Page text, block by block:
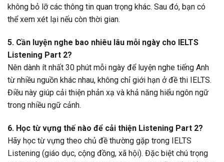
không bỏ lỡ các thông tin quan trọng khác. Sau đó, bạn có
thể xem xét lại nếu còn thời gian.
5. Cần luyện nghe bao nhiêu lâu mỗi ngày cho IELTS
Listening Part 2?
Nên dành ít nhất 30 phút mỗi ngày để luyện nghe tiếng Anh
từ nhiều nguồn khác nhau, không chỉ giới hạn ở đề thi IELTS.
Điều này giúp cải thiện phản xạ và khả năng hiểu ngôn ngữ
trong nhiều ngữ cảnh.
6. Học từ vựng thế nào để cải thiện Listening Part 2?
Hãy học từ vựng theo chủ đề thường gặp trong IELTS
Listening (giáo dục, cộng đồng, xã hội). Đặc biệt chú trọng